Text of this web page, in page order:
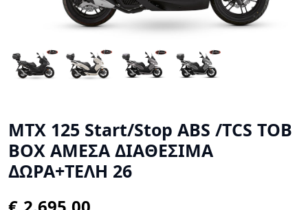
MTX 125 Start/Stop ABS /TCS TOB
BOX ΑΜΕΣΑ ΔΙΑΘΕΣΙΜΑ
ΔΩΡΑ+ΤΕΛΗ 26